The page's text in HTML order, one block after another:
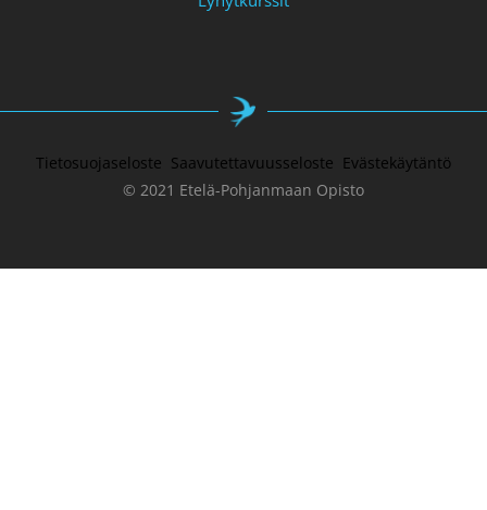
Tietosuojaseloste Saavutettavuusseloste Evästekäytäntö
© 2021 Etelä-Pohjanmaan Opisto